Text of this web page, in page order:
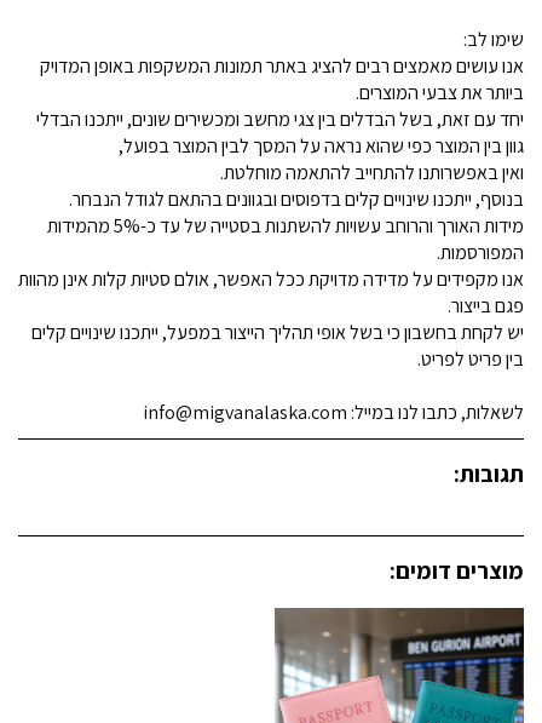
שימו לב:
אנו עושים מאמצים רבים להציג באתר תמונות המשקפות באופן המדויק
ביותר את צבעי המוצרים.
יחד עם זאת, בשל הבדלים בין צגי מחשב ומכשירים שונים, ייתכנו הבדלי
גוון בין המוצר כפי שהוא נראה על המסך לבין המוצר בפועל,
ואין באפשרותנו להתחייב להתאמה מוחלטת.
בנוסף, ייתכנו שינויים קלים בדפוסים ובגוונים בהתאם לגודל הנבחר.
מידות האורך והרוחב עשויות להשתנות בסטייה של עד כ-5% מהמידות
המפורסמות.
אנו מקפידים על מדידה מדויקת ככל האפשר, אולם סטיות קלות אינן מהוות
פגם בייצור.
יש לקחת בחשבון כי בשל אופי תהליך הייצור במפעל, ייתכנו שינויים קלים
בין פריט לפריט.
לשאלות, כתבו לנו במייל: info@migvanalaska.com
תגובות:
מוצרים דומים: